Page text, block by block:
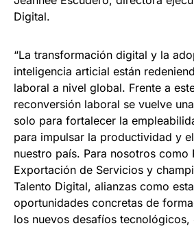
Digital.
“La transformación digital y la
inteligencia articial están
laboral a nivel global. Frente a
reconversión laboral se vuelve
solo para fortalecer la
para impulsar la productividad y
nuestro país. Para nosotros como
Exportación de Servicios y
Talento Digital, alianzas como
oportunidades concretas de
los nuevos desafíos